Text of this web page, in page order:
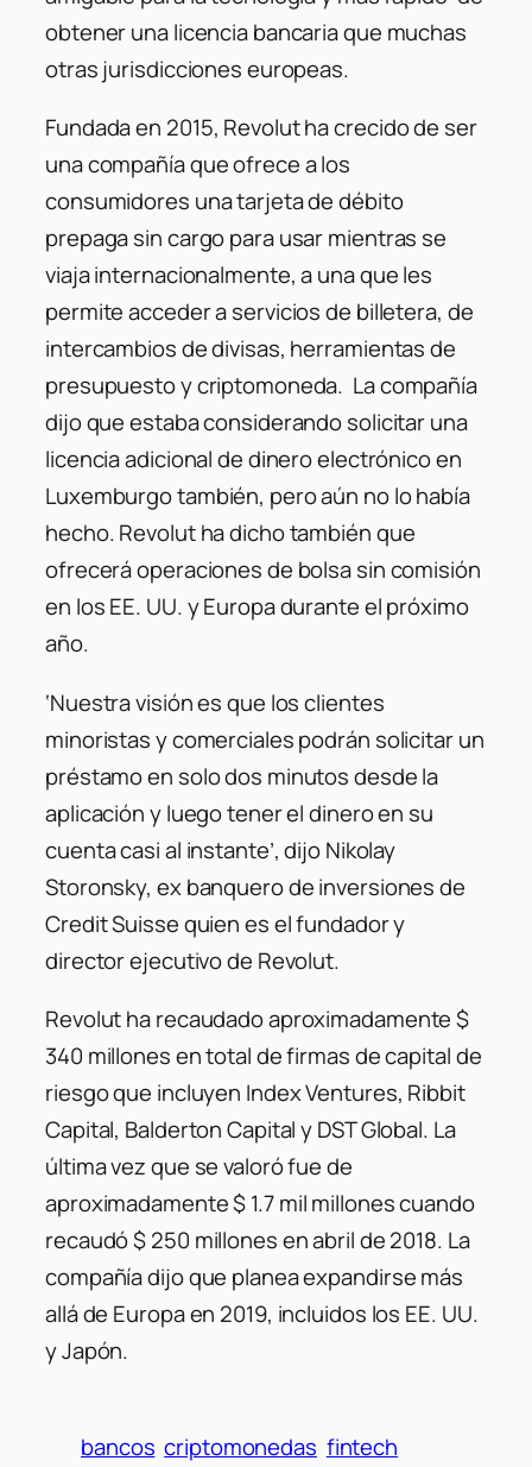
obtener una licencia bancaria que muchas
otras jurisdicciones europeas.
Fundada en 2015, Revolut ha crecido de ser
una compañía que ofrece a los
consumidores una tarjeta de débito
prepaga sin cargo para usar mientras se
viaja internacionalmente, a una que les
permite acceder a servicios de billetera, de
intercambios de divisas, herramientas de
presupuesto y criptomoneda. La compañía
dijo que estaba considerando solicitar una
licencia adicional de dinero electrónico en
Luxemburgo también, pero aún no lo había
hecho. Revolut ha dicho también que
ofrecerá operaciones de bolsa sin comisión
en los EE. UU. y Europa durante el próximo
año.
‘Nuestra visión es que los clientes
minoristas y comerciales podrán solicitar un
préstamo en solo dos minutos desde la
aplicación y luego tener el dinero en su
cuenta casi al instante’, dijo Nikolay
Storonsky, ex banquero de inversiones de
Credit Suisse quien es el fundador y
director ejecutivo de Revolut.
Revolut ha recaudado aproximadamente $
340 millones en total de firmas de capital de
riesgo que incluyen Index Ventures, Ribbit
Capital, Balderton Capital y DST Global. La
última vez que se valoró fue de
aproximadamente $ 1.7 mil millones cuando
recaudó $ 250 millones en abril de 2018. La
compañía dijo que planea expandirse más
allá de Europa en 2019, incluidos los EE. UU.
y Japón.
bancos criptomonedas fintech